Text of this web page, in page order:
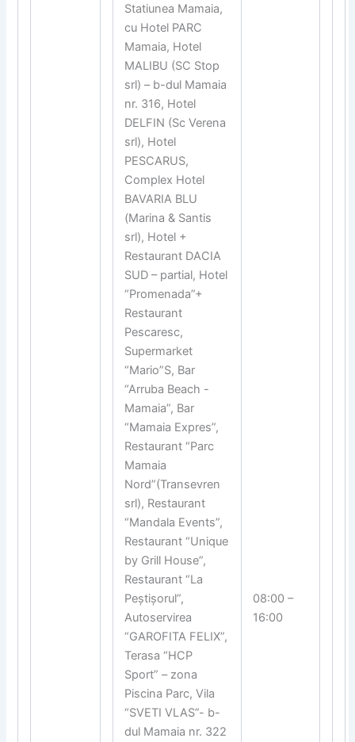
Statiunea Mamaia,
cu Hotel PARC
Mamaia, Hotel
MALIBU (SC Stop
srl) – b-dul Mamaia
nr. 316, Hotel
DELFIN (Sc Verena
srl), Hotel
PESCARUS,
Complex Hotel
BAVARIA BLU
(Marina & Santis
srl), Hotel +
Restaurant DACIA
SUD – partial, Hotel
“Promenada”+
Restaurant
Pescaresc,
Supermarket
“Mario”S, Bar
“Arruba Beach -
Mamaia”, Bar
“Mamaia Expres”,
Restaurant “Parc
Mamaia
Nord”(Transevren
srl), Restaurant
“Mandala Events”,
Restaurant “Unique
by Grill House”,
Restaurant “La
Peștișorul”,
Autoservirea
“GAROFITA FELIX”,
Terasa “HCP
Sport” – zona
Piscina Parc, Vila
“SVETI VLAS”- b-
dul Mamaia nr. 322
08:00 –
16:00